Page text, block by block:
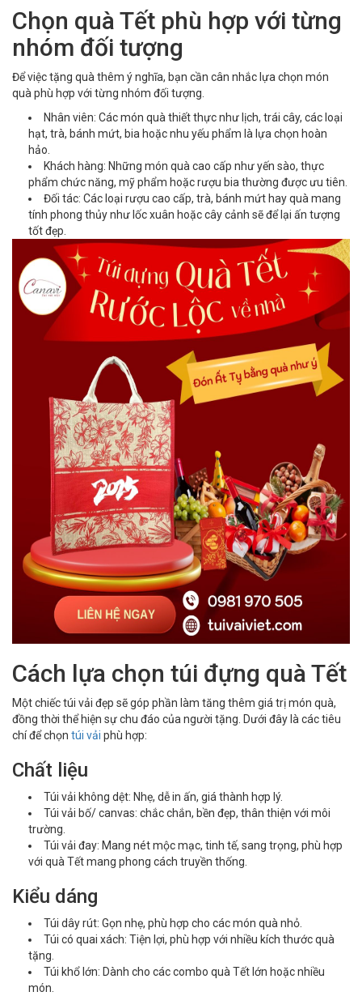
Chọn quà Tết phù hợp với từng
nhóm đối tượng
Để việc tặng quà thêm ý nghĩa, bạn cần cân nhắc lựa chọn món
quà phù hợp với từng nhóm đối tượng.
Nhân viên: Các món quà thiết thực như lịch, trái cây, các loại
hạt, trà, bánh mứt, bia hoặc nhu yếu phẩm là lựa chọn hoàn
hảo.
Khách hàng: Những món quà cao cấp như yến sào, thực
phẩm chức năng, mỹ phẩm hoặc rượu bia thường được ưu tiên.
Đối tác: Các loại rượu cao cấp, trà, bánh mứt hay quà mang
tính phong thủy như lốc xuân hoặc cây cảnh sẽ để lại ấn tượng
tốt đẹp.
Cách lựa chọn túi đựng quà Tết
Một chiếc túi vải đẹp sẽ góp phần làm tăng thêm giá trị món quà,
đồng thời thể hiện sự chu đáo của người tặng. Dưới đây là các tiêu
chí để chọn túi vải phù hợp:
Chất liệu
Túi vải không dệt: Nhẹ, dễ in ấn, giá thành hợp lý.
Túi vải bố/ canvas: chắc chắn, bền đẹp, thân thiện với môi
trường.
Túi vải đay: Mang nét mộc mạc, tinh tế, sang trọng, phù hợp
với quà Tết mang phong cách truyền thống.
Kiểu dáng
Túi dây rút: Gọn nhẹ, phù hợp cho các món quà nhỏ.
Túi có quai xách: Tiện lợi, phù hợp với nhiều kích thước quà
tặng.
Túi khổ lớn: Dành cho các combo quà Tết lớn hoặc nhiều
món.